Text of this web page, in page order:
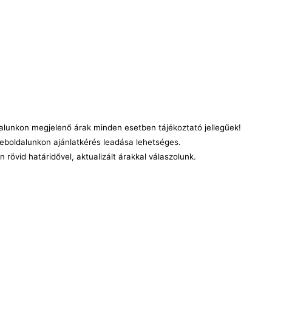
megjelenő árak minden esetben tájékoztató jellegűek!
ajánlatkérés leadása lehetséges.
rövid határidővel, aktualizált árakkal válaszolunk.